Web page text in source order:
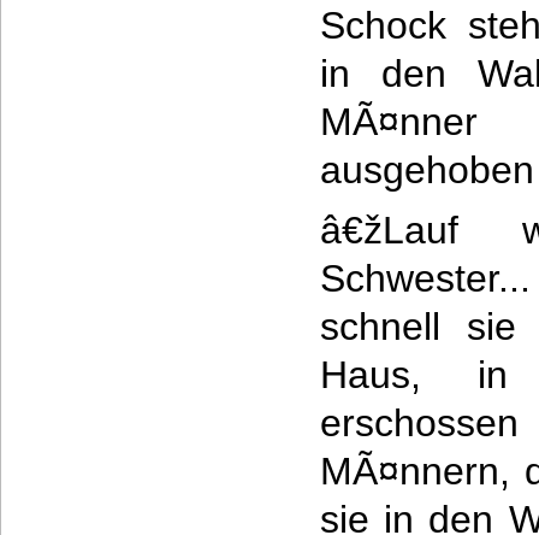
Schock
in den
â€žLauf
schnell
Haus, in
MÃ¤nnern,
sie in den